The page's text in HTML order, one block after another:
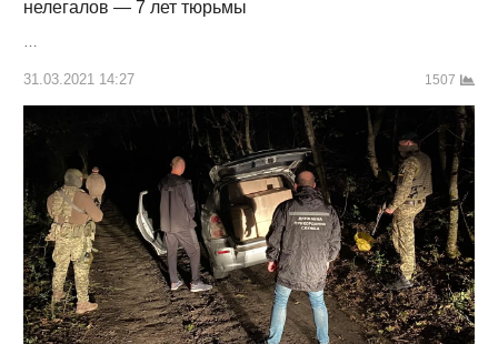
нелегалов — 7 лет тюрьмы
31.03.2021 14:27 1507